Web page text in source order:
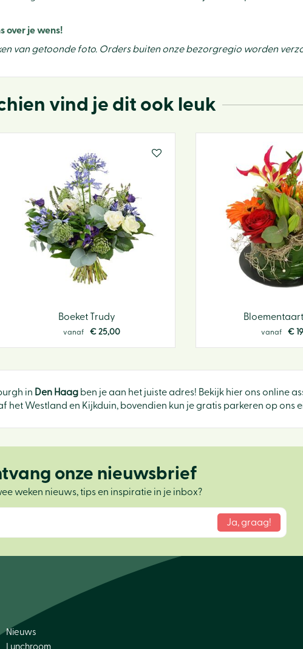
over je wens!
van getoonde foto. Orders buiten onze bezorgregio worden
vind je dit ook leuk
Boeket Trudy
vanaf € 25,00 vanaf € 19
in Den Haag ben je aan het juiste adres! Bekijk hier ons online
Westland en Kijkduin, bovendien kun je gratis parkeren op ons
onze nieuwsbrief
weken nieuws, tips en inspiratie in je inbox?
Nieuws
Lunchroom